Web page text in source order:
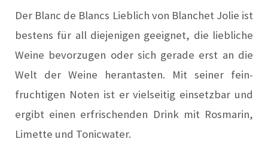
Der Blanc de Blancs Lieblich von Blanchet Jolie ist
bestens für all diejenigen geeignet, die liebliche
Weine bevorzugen oder sich gerade erst an die
Welt der Weine herantasten. Mit seiner fein-
fruchtigen Noten ist er vielseitig einsetzbar und
ergibt einen erfrischenden Drink mit Rosmarin,
Limette und Tonicwater.